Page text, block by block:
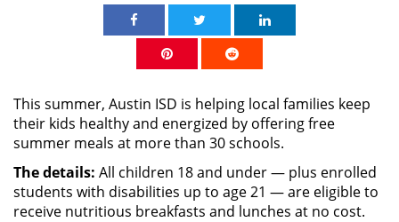
Share on FacebookShare on Twitter
Share on Pinterest
This summer, Austin ISD is helping local families keep
their kids healthy and energized by offering free
summer meals at more than 30 schools.
The details: All children 18 and under — plus enrolled
students with disabilities up to age 21 — are eligible to
receive nutritious breakfasts and lunches at no cost.